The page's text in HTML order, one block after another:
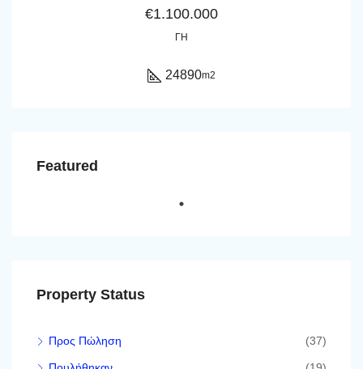
€1.100.000
ΓΗ
24890m2
Featured
Property Status
Προς Πώληση (37)